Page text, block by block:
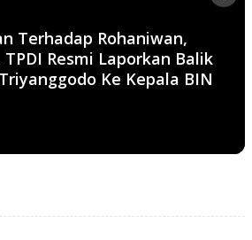
Terhadap Rohaniwan,
TPDI Resmi Laporkan Balik
Ke Kepala BIN